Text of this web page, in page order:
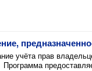
учёта прав